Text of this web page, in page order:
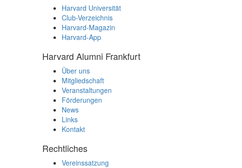
Harvard Universität
Club-Verzeichnis
Harvard-Magazin
Harvard-App
Harvard Alumni Frankfurt
Über uns
Mitgliedschaft
Veranstaltungen
Förderungen
News
Links
Kontakt
Rechtliches
Vereinssatzung